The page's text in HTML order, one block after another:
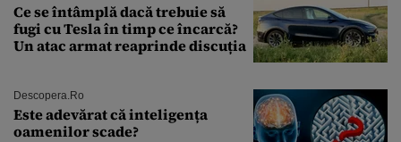
Ce se întâmplă dacă trebuie să
fugi cu Tesla în timp ce încarcă?
Un atac armat reaprinde discuția
Descopera.ro
Este adevărat că inteligența
oamenilor scade?